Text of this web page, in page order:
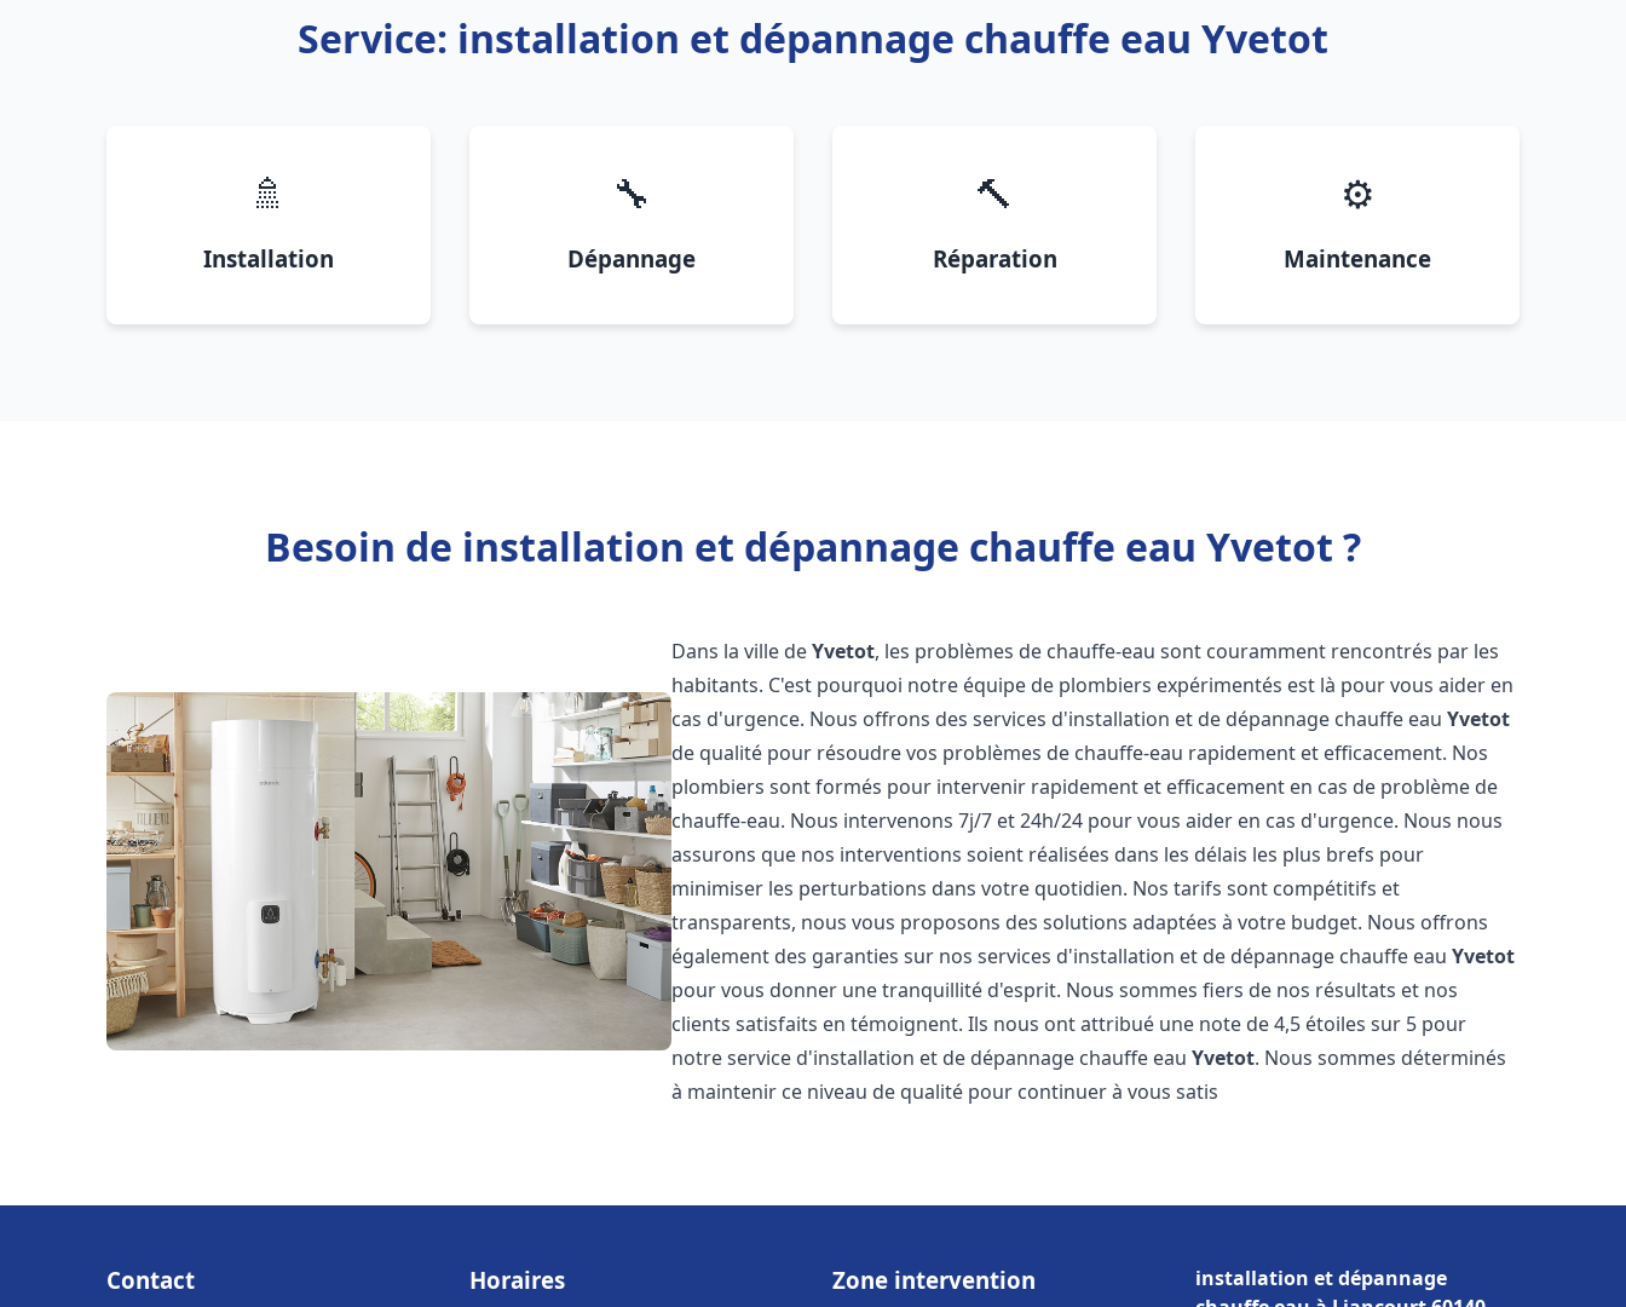
Service: installation et dépannage chauffe eau Yvetot
🚿
Installation
🔧
Dépannage
🔨
Réparation
⚙️
Maintenance
Besoin de installation et dépannage chauffe eau Yvetot ?
Dans la ville deYvetot, les problèmes de chauffe-eau sont couramment rencontrés par les
habitants. C'est pourquoi notre équipe de plombiers expérimentés est là pour vous aider en
cas d'urgence. Nous offrons des services d'installation et de dépannage chauffe eauYvetot
de qualité pour résoudre vos problèmes de chauffe-eau rapidement et efficacement. Nos
plombiers sont formés pour intervenir rapidement et efficacement en cas de problème de
chauffe-eau. Nous intervenons 7j/7 et 24h/24 pour vous aider en cas d'urgence. Nous nous
assurons que nos interventions soient réalisées dans les délais les plus brefs pour
minimiser les perturbations dans votre quotidien. Nos tarifs sont compétitifs et
transparents, nous vous proposons des solutions adaptées à votre budget. Nous offrons
également des garanties sur nos services d'installation et de dépannage chauffe eauYvetot
pour vous donner une tranquillité d'esprit. Nous sommes fiers de nos résultats et nos
clients satisfaits en témoignent. Ils nous ont attribué une note de 4,5 étoiles sur 5 pour
notre service d'installation et de dépannage chauffe eauYvetot. Nous sommes déterminés
à maintenir ce niveau de qualité pour continuer à vous satis
Contact Horaires Zone intervention
installation et dépannage